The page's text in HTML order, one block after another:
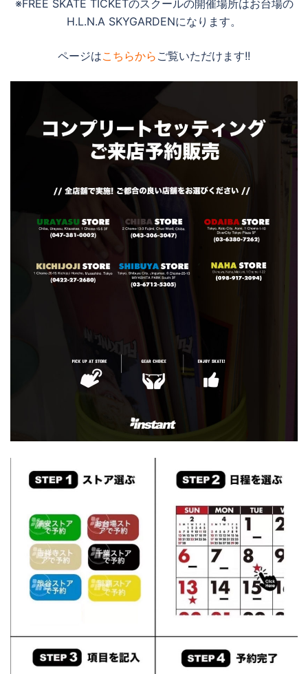
※FREE SKATE TICKETのスクールの開催場所はお台場の
H.L.N.A SKYGARDENになります。
ページはこちらから ご覧いただけます!!